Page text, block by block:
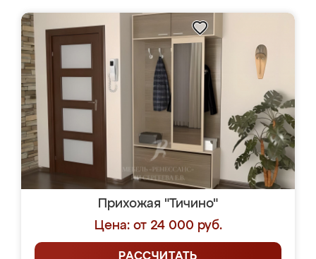
Прихожая "Тичино"
Цена: от 24 000 руб.